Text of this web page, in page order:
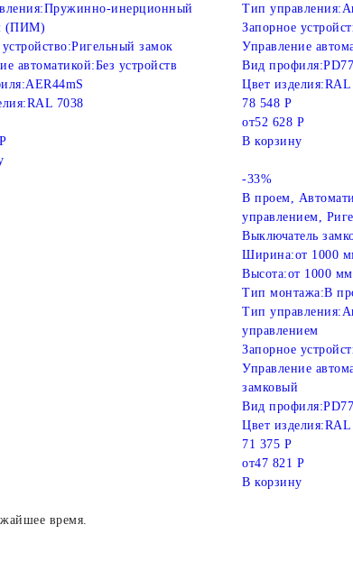
Пружинно-инерционный
(ПИМ)
Ригельный замок
автоматикой:Без устройств
AER44mS
RAL 7038
Тип управления:
Запорное
Управление
Вид профиля:PD77
Цвет изделия:RAL
78 548 Р
от52 628 Р
В корзину
-33%
В проем,
управлением,
Выключатель
Ширина:от 1000
Высота:от 1000 мм
Тип монтажа:В
Тип управления:
управлением
Запорное
Управление
замковый
Вид профиля:PD77
Цвет изделия:RAL
71 375 Р
от47 821 Р
В корзину
время.